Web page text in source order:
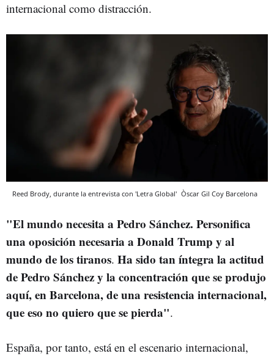
internacional como distracción.
Reed Brody, durante la entrevista con 'Letra Global' Òscar Gil Coy Barcelona
"El mundo necesita a Pedro Sánchez. Personifica
una oposición necesaria a Donald Trump y al
mundo de los tiranos. Ha sido tan íntegra la actitud
de Pedro Sánchez y la concentración que se produjo
aquí, en Barcelona, de una resistencia internacional,
que eso no quiero que se pierda".
España, por tanto, está en el escenario internacional,